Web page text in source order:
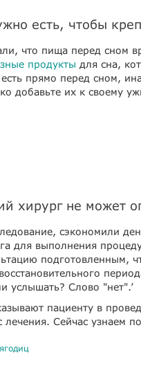
есть, чтобы
что пища перед сном
продукты для сна,
прямо перед сном,
добавьте их к своему
хирург не может
сэкономили
для выполнения
подготовленным,
услышать? Слово "нет".’
пациенту в
лечения. Сейчас узнаем